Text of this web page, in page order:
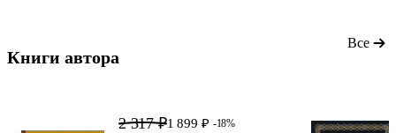
бумага,
Книги автора
Все
2 317 ₽1 899 ₽ -18%